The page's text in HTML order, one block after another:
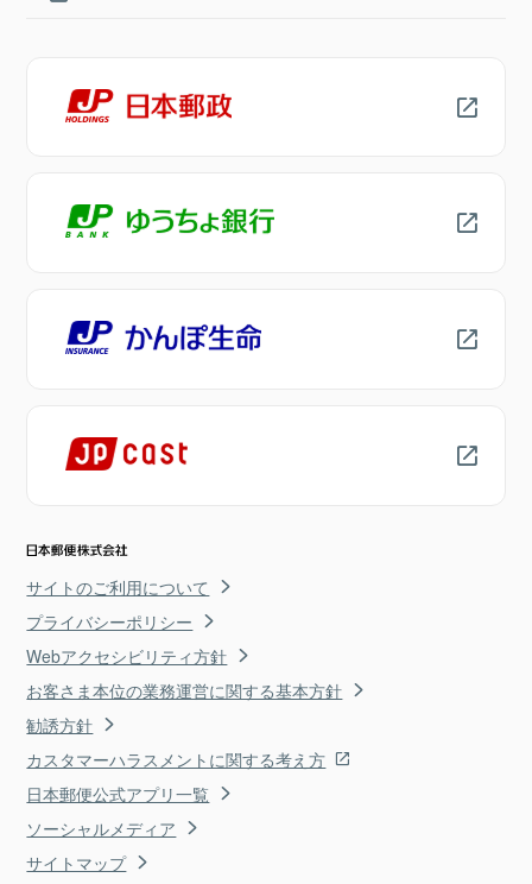
サイトのご利用について
プライバシーポリシー
Webアクセシビリティ方針
お客さま本位の業務運営に関する基本方針
勧誘方針
カスタマーハラスメントに関する考え方
日本郵便公式アプリ一覧
ソーシャルメディア
サイトマップ